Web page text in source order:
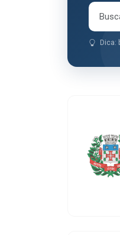
Dica: